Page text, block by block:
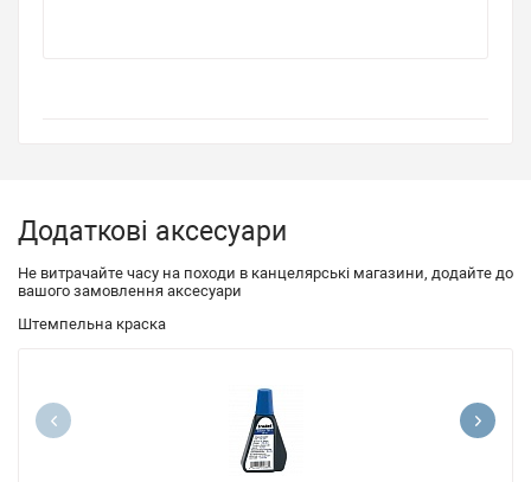
Додаткові аксесуари
Не витрачайте часу на походи в канцелярські магазини, додайте до
вашого замовлення аксесуари
Штемпельна краска